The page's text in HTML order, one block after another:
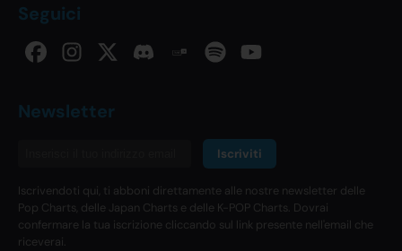
Seguici
Newsletter
Iscriviti
Iscrivendoti qui, ti abboni direttamente alle nostre newsletter delle
Pop Charts, delle Japan Charts e delle K-POP Charts. Dovrai
confermare la tua iscrizione cliccando sul link presente nell'email che
riceverai.